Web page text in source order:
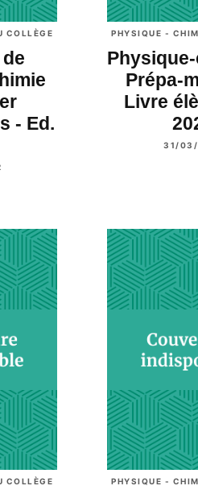
COLLÈGE
- Ed.
PHYSIQUE -
Prépa-
Livre
31/03/
COLLÈGE PHYSIQUE -